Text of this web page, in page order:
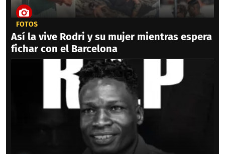
FOTOS
Así la vive Rodri y su mujer mientras espera
fichar con el Barcelona